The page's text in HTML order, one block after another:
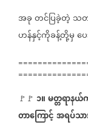
အခုတင်ပြခဲ့တဲ့ သ
ဟန်နှင့်ကိုခန့်တို့မှပ
🚩🚩 ၁။မတ္တရာန
တာကြောင့်အရပ်သာ